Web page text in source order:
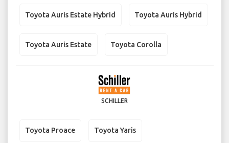
Toyota Auris Estate Hybrid Toyota Auris Hybrid
Toyota Auris Estate Toyota Corolla
SCHILLER
Toyota Proace Toyota Yaris